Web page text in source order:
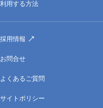
利用する方法
採用情報
お問合せ
よくあるご質問
サイトポリシー